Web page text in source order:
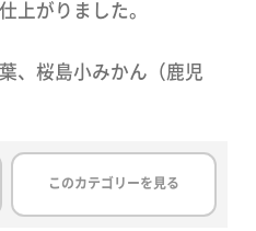
上がりました。
、桜島小みかん（鹿児
このカテゴリーを見る